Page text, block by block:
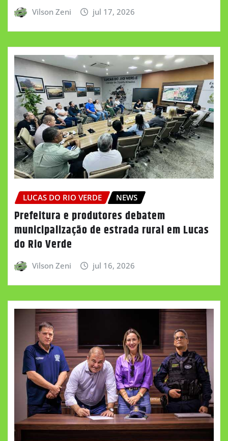
Vilson Zeni jul 17, 2026
LUCAS DO RIO VERDE NEWS
Prefeitura e produtores debatem
municipalização de estrada rural em Lucas
do Rio Verde
Vilson Zeni jul 16, 2026